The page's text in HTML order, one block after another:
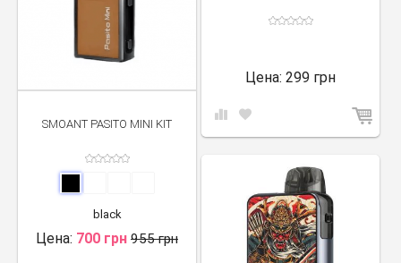
Цена: 299 грн
SMOANT PASITO MINI KIT
black
Цена: 700 грн 955 грн